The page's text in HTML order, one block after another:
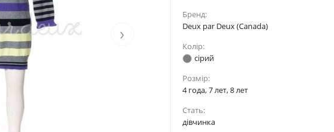
›
Бренд:
Deux par Deux (Canada)
Колір:
сірий
Розмір:
4 года, 7 лет, 8 лет
Стать:
дівчинка